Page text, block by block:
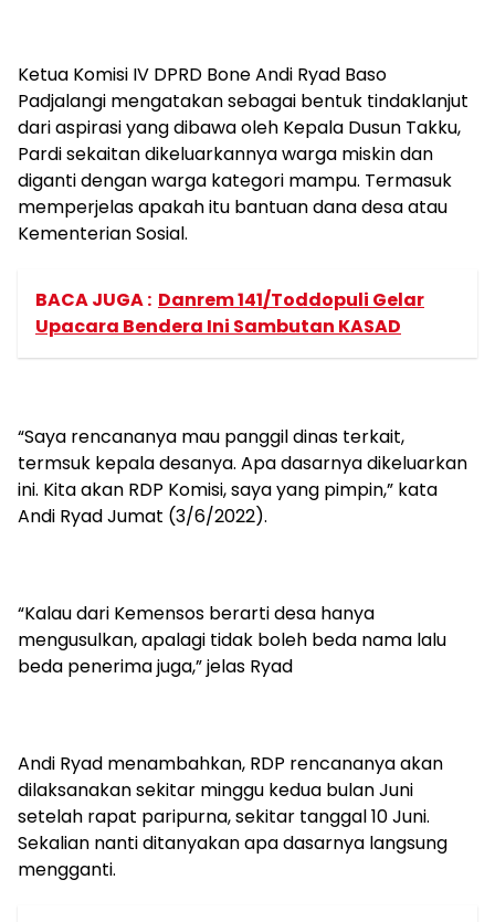
Ketua Komisi IV DPRD Bone Andi Ryad Baso
Padjalangi mengatakan sebagai bentuk tindaklanjut
dari aspirasi yang dibawa oleh Kepala Dusun Takku,
Pardi sekaitan dikeluarkannya warga miskin dan
diganti dengan warga kategori mampu. Termasuk
memperjelas apakah itu bantuan dana desa atau
Kementerian Sosial.
BACA JUGA : Danrem 141/Toddopuli Gelar
Upacara Bendera Ini Sambutan KASAD
“Saya rencananya mau panggil dinas terkait,
termsuk kepala desanya. Apa dasarnya dikeluarkan
ini. Kita akan RDP Komisi, saya yang pimpin,” kata
Andi Ryad Jumat (3/6/2022).
“Kalau dari Kemensos berarti desa hanya
mengusulkan, apalagi tidak boleh beda nama lalu
beda penerima juga,” jelas Ryad
Andi Ryad menambahkan, RDP rencananya akan
dilaksanakan sekitar minggu kedua bulan Juni
setelah rapat paripurna, sekitar tanggal 10 Juni.
Sekalian nanti ditanyakan apa dasarnya langsung
mengganti.